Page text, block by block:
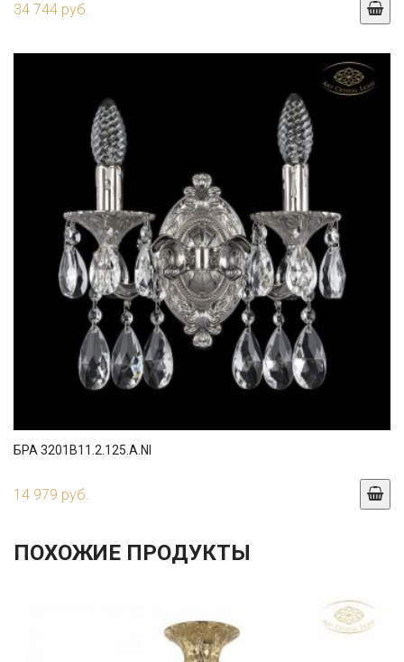
34 744 руб.
БРА 3201B11.2.125.A.NI
14 979 руб.
ПОХОЖИЕ ПРОДУКТЫ